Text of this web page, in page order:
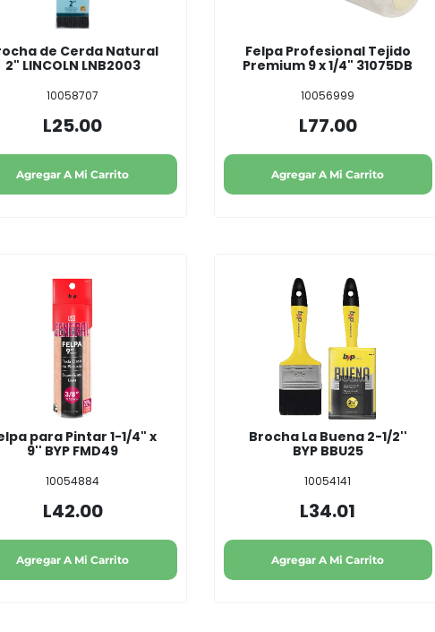
de Cerda Natural
2" LINCOLN LNB2003
10058707
L25.00
Agregar A Mi Carrito
Felpa Profesional Tejido
Premium 9 x 1/4" 31075DB
10056999
L77.00
Agregar A Mi Carrito
para Pintar 1-1/4" x
9'' BYP FMD49
10054884
L42.00
Agregar A Mi Carrito
Brocha La Buena 2-1/2''
BYP BBU25
10054141
L34.01
Agregar A Mi Carrito